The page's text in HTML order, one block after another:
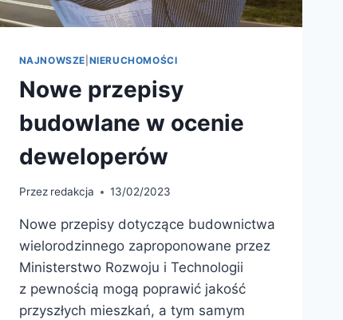
NAJNOWSZE NIERUCHOMOŚCI
Nowe przepisy
budowlane w ocenie
deweloperów
Przez redakcja 13/02/2023
Nowe przepisy dotyczące budownictwa
wielorodzinnego zaproponowane przez
Ministerstwo Rozwoju i Technologii
z pewnością mogą poprawić jakość
przyszłych mieszkań, a tym samym